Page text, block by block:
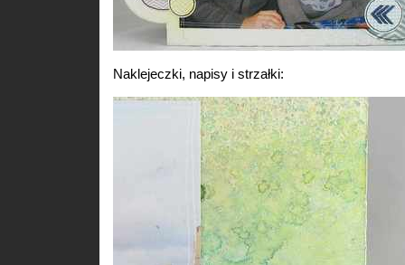
Naklejeczki, napisy i strzałki: